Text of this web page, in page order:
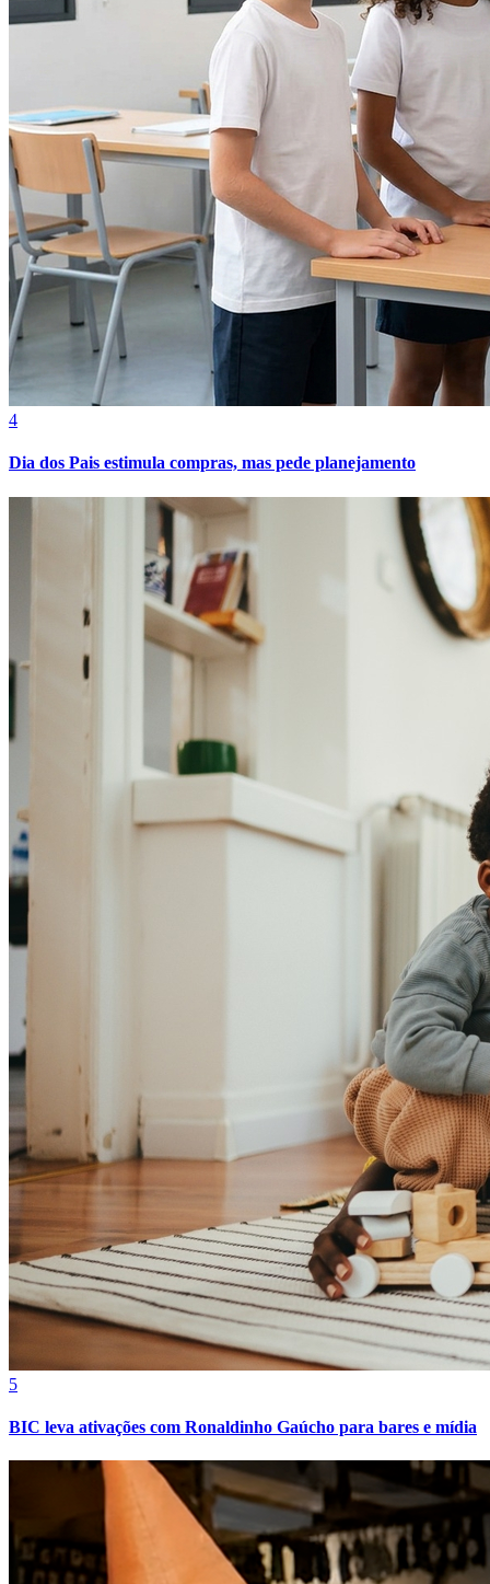
Grêmio
Internacional
Atlético-MG
4
Dia dos Pais estimula compras, mas pede planejamento
5
BIC leva ativações com Ronaldinho Gaúcho para bares e mídia